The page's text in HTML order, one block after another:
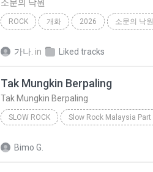
소문의 낙원
ROCK 개화 2026 소문의 낙원
가나. in Liked tracks
Tak Mungkin Berpaling
Tak Mungkin Berpaling
SLOW ROCK
Bimo G.